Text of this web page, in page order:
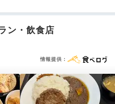
ショナー ボディソープ タオル
ポット 加湿器
る情報を表示しています。
ン・飲食店
情報提供：